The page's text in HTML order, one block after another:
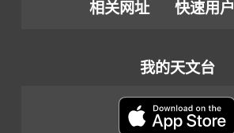
相关网址
快速用
我的天文台